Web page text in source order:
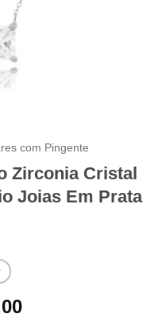
com Pingente
Zirconia Cristal
Joias Em Prata